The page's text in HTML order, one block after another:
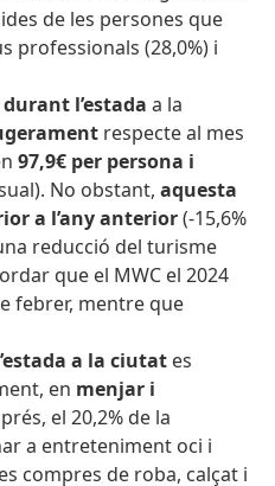
de les persones que
professionals (28,0%) i
l’estada a la
respecte al mes
97,9€ per persona i
No obstant,aquesta
a l’any anterior(-15,6%
reducció del turisme
que el MWC el 2024
febrer, mentre que
a la ciutat es
en menjar i
el 20,2% de la
a entreteniment oci i
compres de roba, calçat i